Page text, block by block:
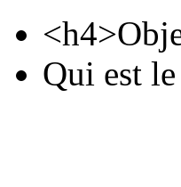
Qui est